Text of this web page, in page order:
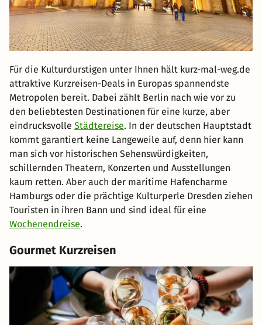
Für die Kulturdurstigen unter Ihnen hält kurz-mal-weg.de
attraktive Kurzreisen-Deals in Europas spannendste
Metropolen bereit. Dabei zählt Berlin nach wie vor zu
den beliebtesten Destinationen für eine kurze, aber
eindrucksvolle Städtereise. In der deutschen Hauptstadt
kommt garantiert keine Langeweile auf, denn hier kann
man sich vor historischen Sehenswürdigkeiten,
schillernden Theatern, Konzerten und Ausstellungen
kaum retten. Aber auch der maritime Hafencharme
Hamburgs oder die prächtige Kulturperle Dresden ziehen
Touristen in ihren Bann und sind ideal für eine
Wochenendreise.
Gourmet Kurzreisen